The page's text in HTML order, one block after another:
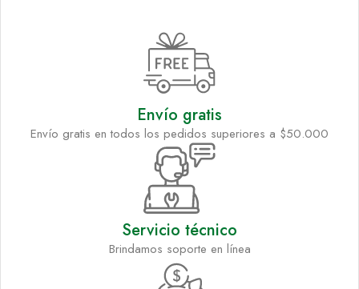
Envío gratis
Envío gratis en todos los pedidos superiores a $50.000
Servicio técnico
Brindamos soporte en línea